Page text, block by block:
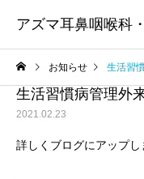
アズマ耳鼻咽喉科
お知らせ 生活習
生活習慣病管理外
2021.02.23
詳しく ブログにアップし